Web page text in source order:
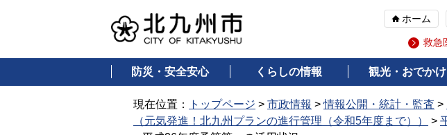
ホーム
救急
防災・安全安心 くらしの情報 観光・おでかけ
現在位置： トップページ > 市政情報 >情報公開・統計・監査 >
（元気発進！北九州プランの進行管理（令和5年度まで））
>